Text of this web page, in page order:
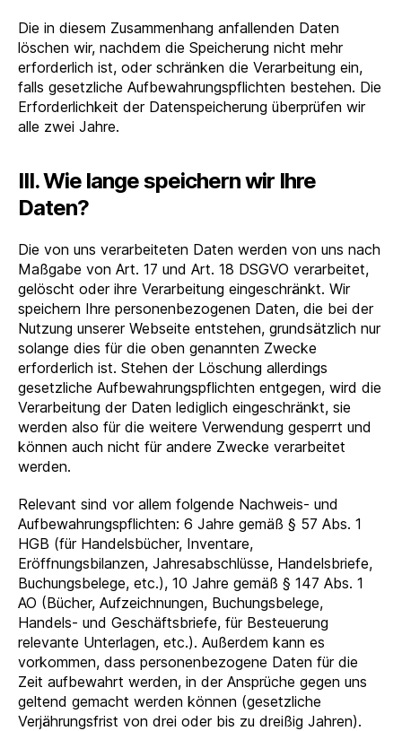
Die in diesem Zusammenhang anfallenden Daten
löschen wir, nachdem die Speicherung nicht mehr
erforderlich ist, oder schränken die Verarbeitung ein,
falls gesetzliche Aufbewahrungspflichten bestehen. Die
Erforderlichkeit der Datenspeicherung überprüfen wir
alle zwei Jahre.
III. Wie lange speichern wir Ihre
Daten?
Die von uns verarbeiteten Daten werden von uns nach
Maßgabe von Art. 17 und Art. 18 DSGVO verarbeitet,
gelöscht oder ihre Verarbeitung eingeschränkt. Wir
speichern Ihre personenbezogenen Daten, die bei der
Nutzung unserer Webseite entstehen, grundsätzlich nur
solange dies für die oben genannten Zwecke
erforderlich ist. Stehen der Löschung allerdings
gesetzliche Aufbewahrungspflichten entgegen, wird die
Verarbeitung der Daten lediglich eingeschränkt, sie
werden also für die weitere Verwendung gesperrt und
können auch nicht für andere Zwecke verarbeitet
werden.
Relevant sind vor allem folgende Nachweis- und
Aufbewahrungspflichten: 6 Jahre gemäß § 57 Abs. 1
HGB (für Handelsbücher, Inventare,
Eröffnungsbilanzen, Jahresabschlüsse, Handelsbriefe,
Buchungsbelege, etc.), 10 Jahre gemäß § 147 Abs. 1
AO (Bücher, Aufzeichnungen, Buchungsbelege,
Handels- und Geschäftsbriefe, für Besteuerung
relevante Unterlagen, etc.). Außerdem kann es
vorkommen, dass personenbezogene Daten für die
Zeit aufbewahrt werden, in der Ansprüche gegen uns
geltend gemacht werden können (gesetzliche
Verjährungsfrist von drei oder bis zu dreißig Jahren).